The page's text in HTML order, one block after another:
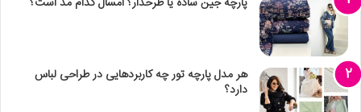
هر مدل پارچه تور چه کاربردهایی در طراحی لباس
دارد؟